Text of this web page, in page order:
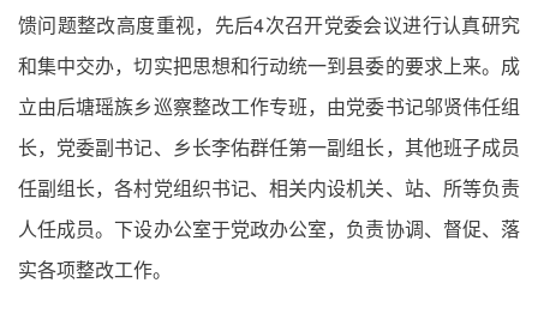
馈问题整改高度重视，先后4次召开党委会议进行认真研究
和集中交办，切实把思想和行动统一到县委的要求上来。成
立由后塘瑶族乡巡察整改工作专班，由党委书记邬贤伟任组
长，党委副书记、乡长李佑群任第一副组长，其他班子成员
任副组长，各村党组织书记、相关内设机关、站、所等负责
人任成员。下设办公室于党政办公室，负责协调、督促、落
实各项整改工作。